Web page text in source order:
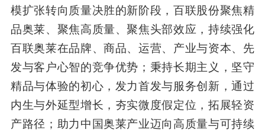
模扩张转向质量决胜的新阶段，百联股份聚焦精
品奥莱、聚焦高质量、聚焦头部效应，持续强化
百联奥莱在品牌、商品、运营、产业与资本、先
发与客户心智的竞争优势；秉持长期主义，坚守
精品与体验的初心，发力首发与服务创新，通过
内生与外延型增长，夯实微度假定位，拓展轻资
产路径；助力中国奥莱产业迈向高质量与可持续